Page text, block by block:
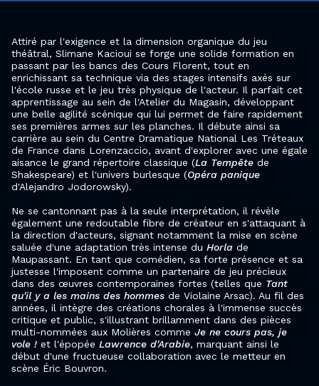
Attiré par l'exigence et la dimension organique du jeu
théâtral, Slimane Kacioui se forge une solide formation en
passant par les bancs des Cours Florent, tout en
enrichissant sa technique via des stages intensifs axés sur
l'école russe et le jeu très physique de l'acteur. Il parfait cet
apprentissage au sein de l'Atelier du Magasin, développant
une belle agilité scénique qui lui permet de faire rapidement
ses premières armes sur les planches. Il débute ainsi sa
carrière au sein du Centre Dramatique National Les Tréteaux
de France dans Lorenzaccio, avant d'explorer avec une égale
aisance le grand répertoire classique (La Tempête de
Shakespeare) et l'univers burlesque (Opéra panique
d'Alejandro Jodorowsky).
Ne se cantonnant pas à la seule interprétation, il révèle
également une redoutable fibre de créateur en s'attaquant à
la direction d'acteurs, signant notamment la mise en scène
saluée d'une adaptation très intense du Horla de
Maupassant. En tant que comédien, sa forte présence et sa
justesse l'imposent comme un partenaire de jeu précieux
dans des œuvres contemporaines fortes (telles que Tant
qu'il y a les mains des hommes de Violaine Arsac). Au fil des
années, il intègre des créations chorales à l'immense succès
critique et public, s'illustrant brillamment dans des pièces
multi-nommées aux Molières comme Je ne cours pas, je
vole ! et l'épopée Lawrence d'Arabie, marquant ainsi le
début d'une fructueuse collaboration avec le metteur en
scène Éric Bouvron.